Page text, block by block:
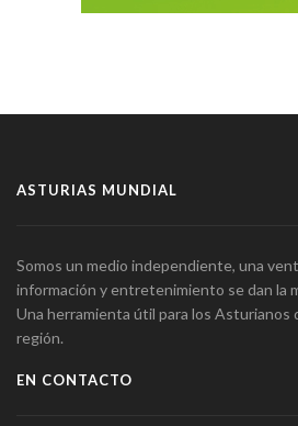
ASTURIAS MUNDIAL
Somos un medio independiente, una
información y entretenimiento se dan la
Una herramienta útil para los Asturianos
región.
EN CONTACTO